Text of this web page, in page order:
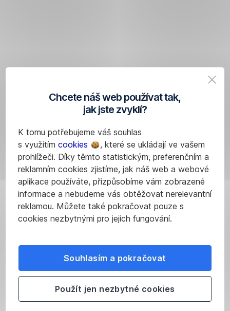
Chcete náš web používat tak,
jak jste zvyklí?
K tomu potřebujeme váš souhlas
s využitím cookies
, které se ukládají ve vašem
prohlížeči. Díky těmto statistickým, preferenčním a
reklamním cookies zjistíme, jak náš web a webové
aplikace používáte, přizpůsobíme vám zobrazené
informace a nebudeme vás obtěžovat nerelevantní
reklamou. Můžete také pokračovat pouze s
cookies nezbytnými pro jejich fungování.
Souhlasím a pokračovat
Použít jen nezbytné cookies